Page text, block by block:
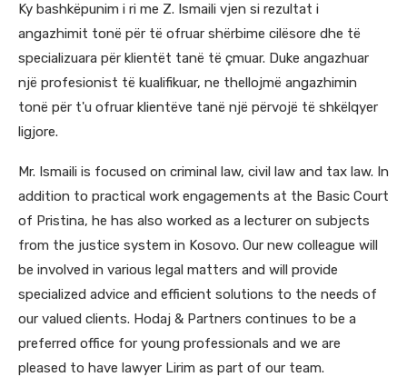
Ky bashkëpunim i ri me Z. Ismaili vjen si rezultat i
angazhimit tonë për të ofruar shërbime cilësore dhe të
specializuara për klientët tanë të çmuar. Duke angazhuar
një profesionist të kualifikuar, ne thellojmë angazhimin
tonë për t'u ofruar klientëve tanë një përvojë të shkëlqyer
ligjore.
Mr. Ismaili is focused on criminal law, civil law and tax law. In
addition to practical work engagements at the Basic Court
of Pristina, he has also worked as a lecturer on subjects
from the justice system in Kosovo. Our new colleague will
be involved in various legal matters and will provide
specialized advice and efficient solutions to the needs of
our valued clients. Hodaj & Partners continues to be a
preferred office for young professionals and we are
pleased to have lawyer Lirim as part of our team.